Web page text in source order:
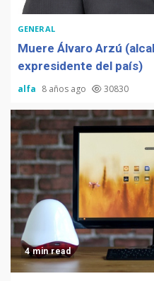
GENERAL
Muere Álvaro Arzú
expresidente del país)
alfa 8 años ago 30830
4 min read